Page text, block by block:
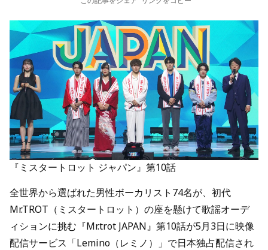
『ミスタートロット ジャパン』第10話
全世界から選ばれた男性ボーカリスト74名が、初代
Mr.TROT（ミスタートロット）の座を懸けて歌謡オーデ
ィションに挑む『Mr.trot JAPAN』第10話が5月3日に映像
配信サービス「Lemino（レミノ）」で日本独占配信され